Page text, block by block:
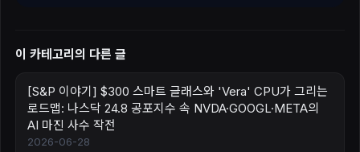
이 카테고리의 다른 글
[S&P 이야기] $300 스마트 글래스와 'Vera' CPU가 그리는
로드맵: 나스닥 24.8 공포지수 속 NVDA·GOOGL·META의
AI 마진 사수 작전
2026-06-28